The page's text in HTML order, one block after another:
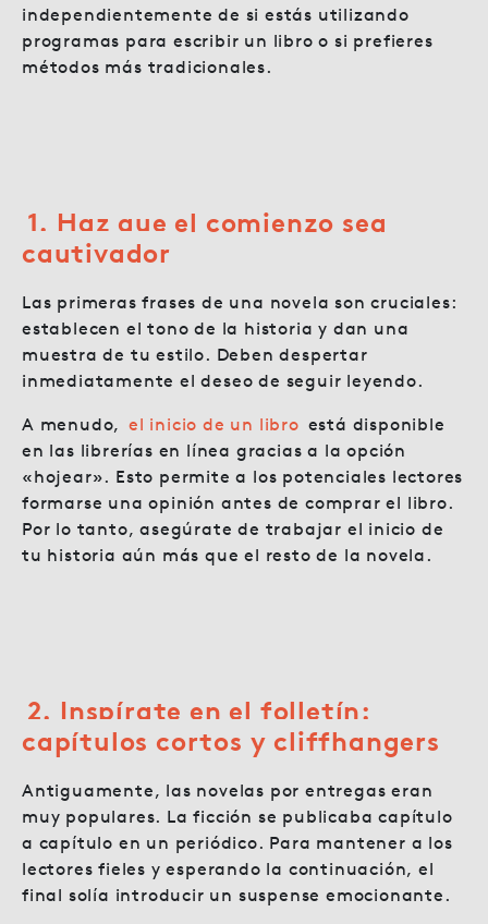
independientemente de si estás utilizando
programas para escribir un libro o si prefieres
métodos más tradicionales.
1. Haz que el comienzo sea
cautivador
Las primeras frases de una novela son cruciales:
establecen el tono de la historia y dan una
muestra de tu estilo. Deben despertar
inmediatamente el deseo de seguir leyendo.
A menudo, el inicio de un libro está disponible
en las librerías en línea gracias a la opción
«hojear». Esto permite a los potenciales lectores
formarse una opinión antes de comprar el libro.
Por lo tanto, asegúrate de trabajar el inicio de
tu historia aún más que el resto de la novela.
2. Inspírate en el folletín:
capítulos cortos y cliffhangers
Antiguamente, las novelas por entregas eran
muy populares. La ficción se publicaba capítulo
a capítulo en un periódico. Para mantener a los
lectores fieles y esperando la continuación, el
final solía introducir un suspense emocionante.